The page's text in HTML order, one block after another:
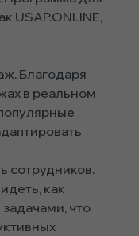
USAP.ONLINE,
Благодаря
в реальном
сотрудников.
как
что